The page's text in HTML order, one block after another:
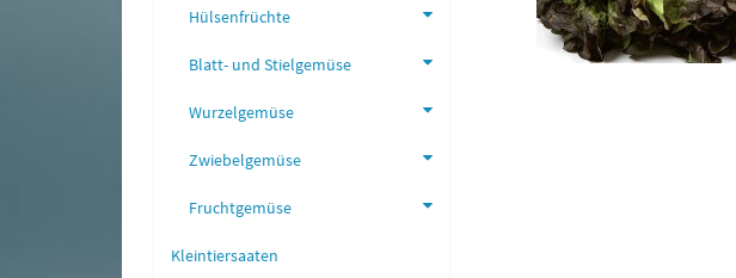
Hülsenfrüchte
Blatt- und Stielgemüse
Wurzelgemüse
Zwiebelgemüse
Fruchtgemüse
Kleintiersaaten